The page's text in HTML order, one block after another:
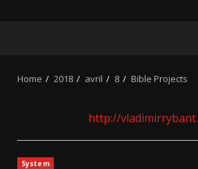
Home 2018 avril 8 Bible Projects
http://
System